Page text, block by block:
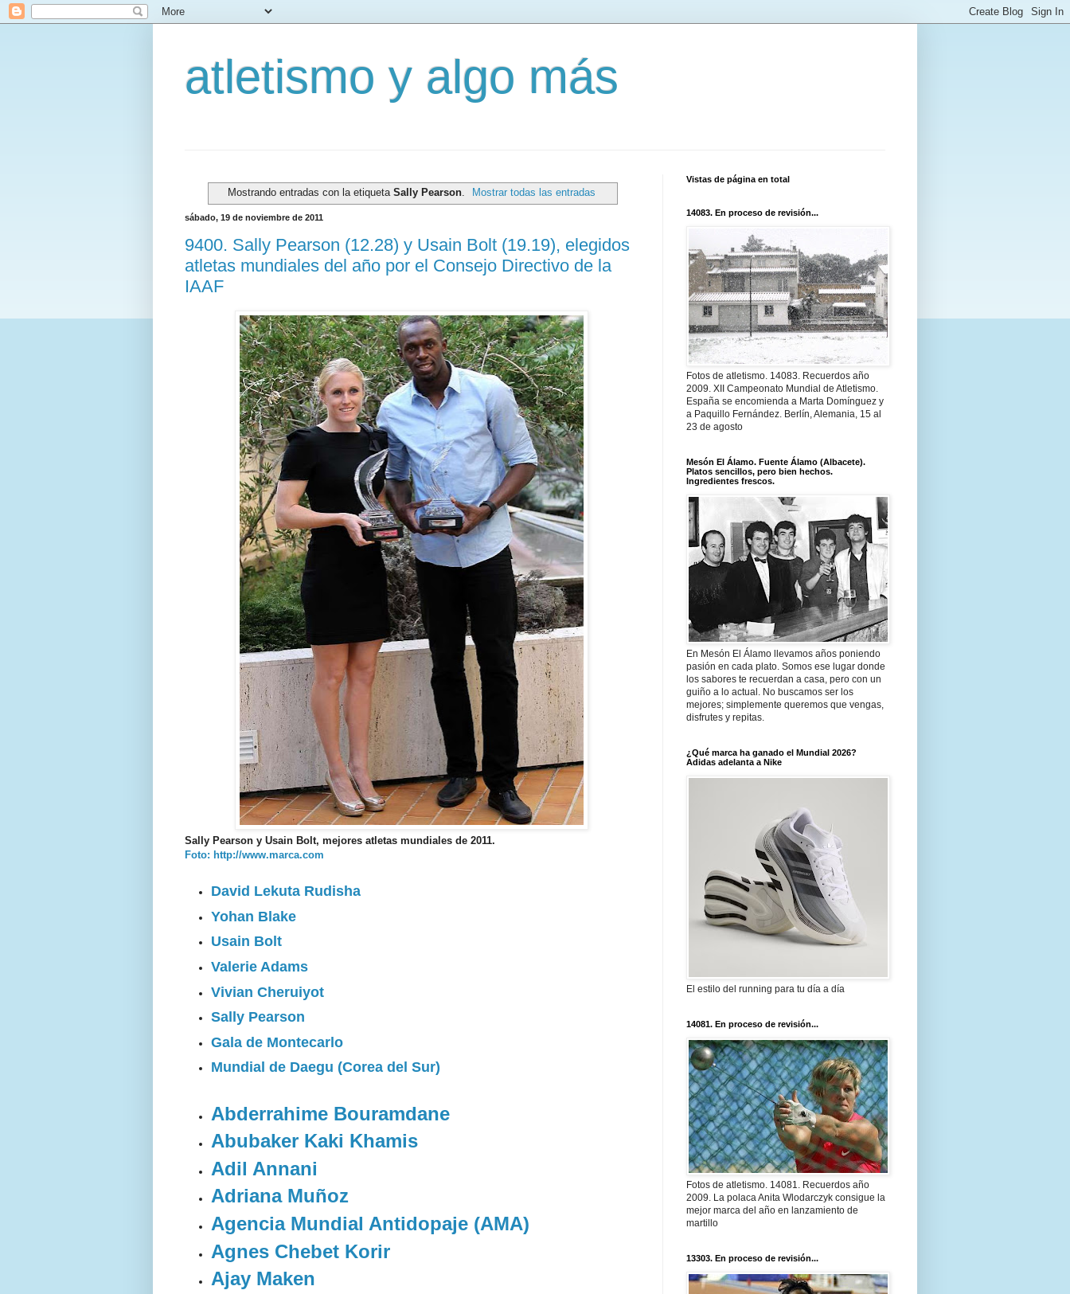
atletismo y algo más
Mostrando entradas con la etiqueta Sally Pearson. Mostrar todas las entradas
sábado, 19 de noviembre de 2011
9400. Sally Pearson (12.28) y Usain Bolt (19.19), elegidos
atletas mundiales del año por el Consejo Directivo de la
IAAF
Sally Pearson y Usain Bolt, mejores atletas mundiales de 2011.
Foto: http://www.marca.com
David Lekuta Rudisha
Yohan Blake
Usain Bolt
Valerie Adams
Vivian Cheruiyot
Sally Pearson
Gala de Montecarlo
Mundial de Daegu (Corea del Sur)
Abderrahime Bouramdane
Abubaker Kaki Khamis
Adil Annani
Adriana Muñoz
Agencia Mundial Antidopaje (AMA)
Agnes Chebet Korir
Ajay Maken
Vistas de página en total
14083. En proceso de revisión...
Fotos de atletismo. 14083. Recuerdos año
2009. XII Campeonato Mundial de Atletismo.
España se encomienda a Marta Domínguez y
a Paquillo Fernández. Berlín, Alemania, 15 al
23 de agosto
Mesón El Álamo. Fuente Álamo (Albacete).
Platos sencillos, pero bien hechos.
Ingredientes frescos.
En Mesón El Álamo llevamos años poniendo
pasión en cada plato. Somos ese lugar donde
los sabores te recuerdan a casa, pero con un
guiño a lo actual. No buscamos ser los
mejores; simplemente queremos que vengas,
disfrutes y repitas.
¿Qué marca ha ganado el Mundial 2026?
Adidas adelanta a Nike
El estilo del running para tu día a día
14081. En proceso de revisión...
Fotos de atletismo. 14081. Recuerdos año
2009. La polaca Anita Wlodarczyk consigue la
mejor marca del año en lanzamiento de
martillo
13303. En proceso de revisión...